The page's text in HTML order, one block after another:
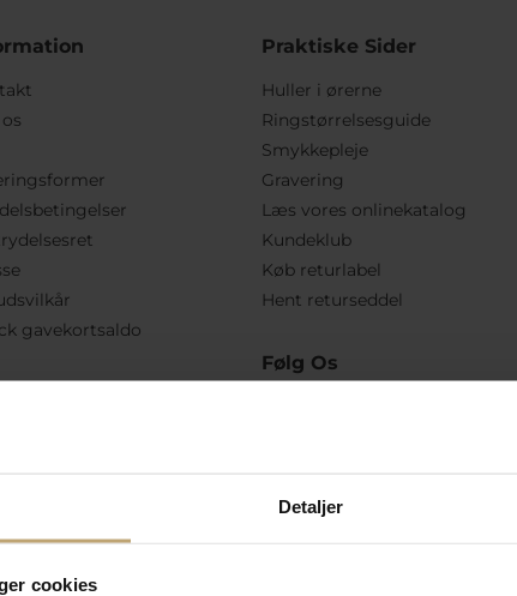
Detaljer
cookies
gavekortsaldo
Praktiske Sider
Huller i ørerne
Ringstørrelsesguide
Smykkepleje
Gravering
Læs vores onlinekatalog
Kundeklub
Køb returlabel
Hent returseddel
Følg Os